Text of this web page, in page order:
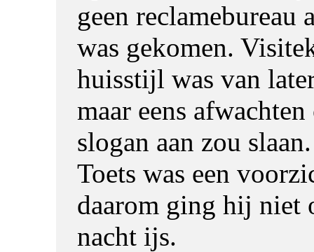
geen reclamebureau
was gekomen.
huisstijl was van
maar eens
slogan aan zou
Toets was een
daarom ging hij niet
nacht ijs.